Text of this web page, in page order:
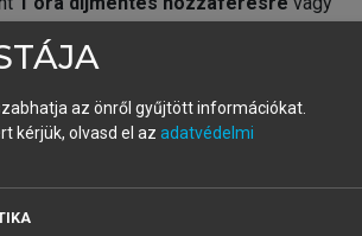
vagy hozz létre új fiókot.
apróbaidőszakautomatikusan
FIÓKKAL
az önről gyűjtött információkat.
kérjük, olvasd el az adatvédelmi